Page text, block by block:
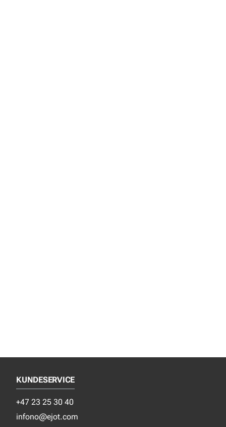
KUNDESERVICE
+47 23 25 30 40
infono@ejot.com